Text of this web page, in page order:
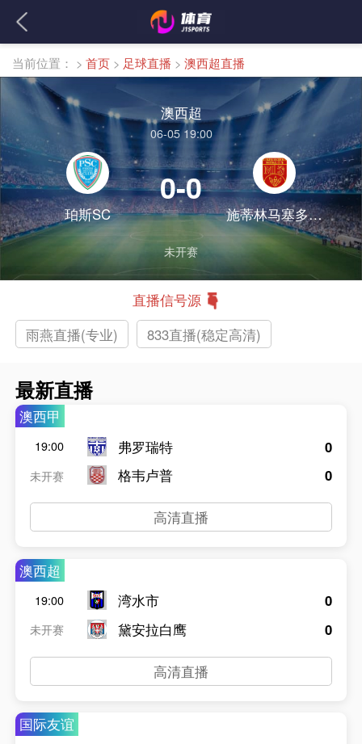
当前位置： > 首页 > 足球直播 > 澳西超直播
澳西超
06-05 19:00
珀斯SC
0-0
施蒂林马塞多尼亚
未开赛
直播信号源
雨燕直播(专业)
833直播(稳定高清)
最新直播
澳西甲
19:00
未开赛
弗罗瑞特
格韦卢普
0
0
高清直播
澳西超
19:00
未开赛
湾水市
黛安拉白鹰
0
0
高清直播
国际友谊